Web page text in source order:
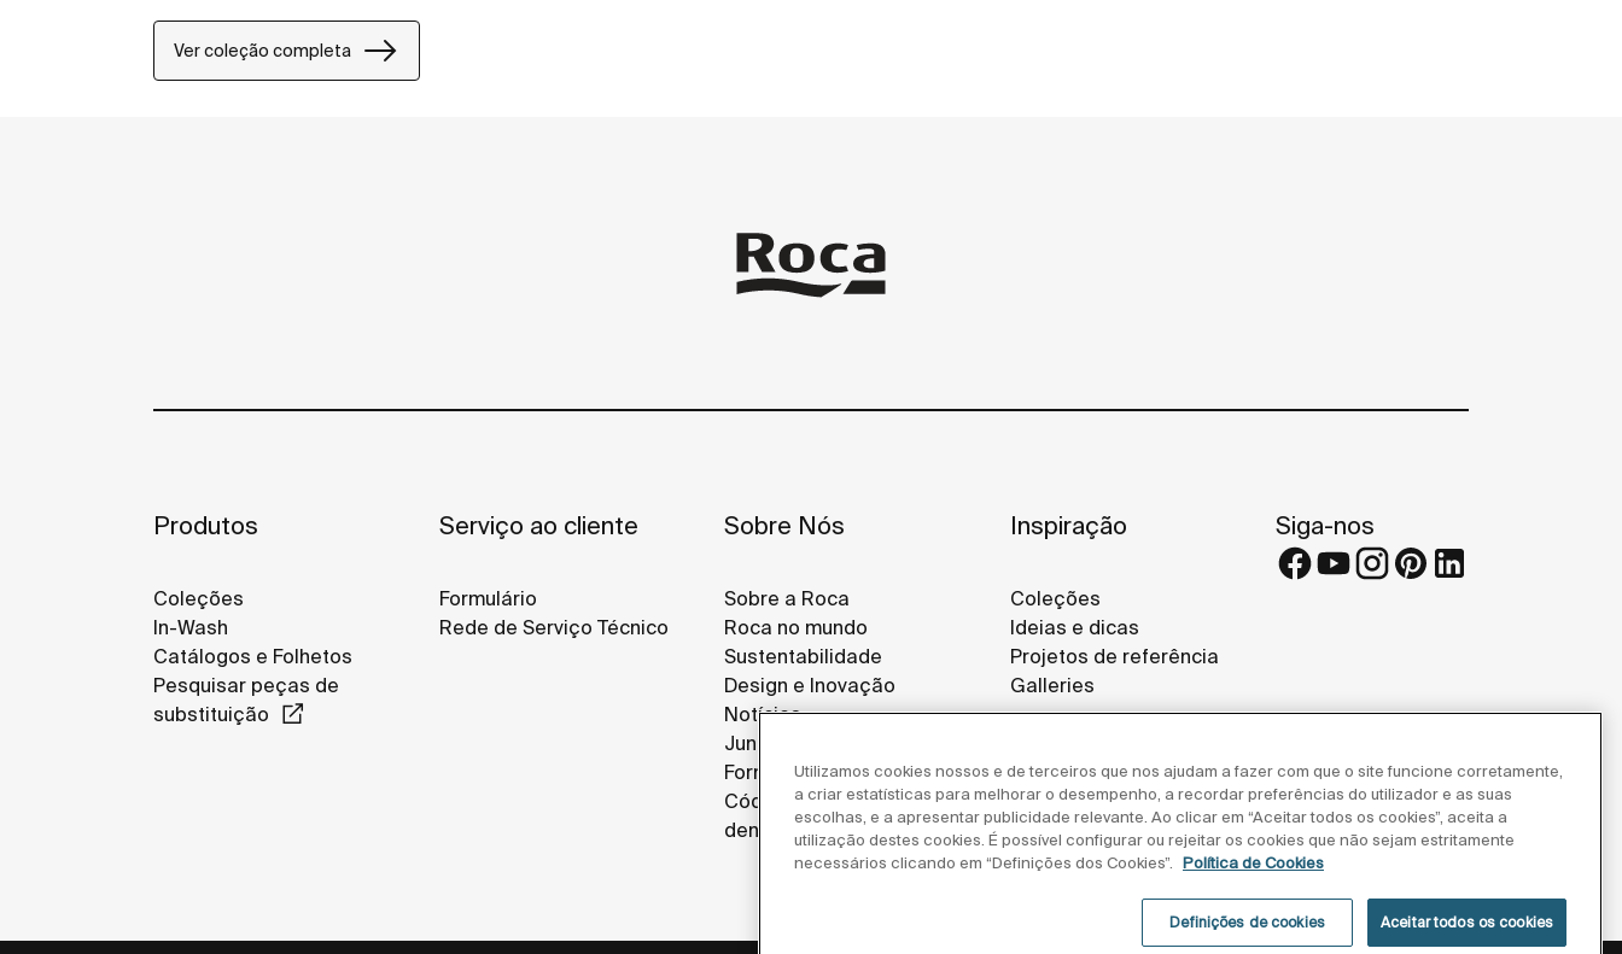
Ver coleção completa
Produtos
Coleções
In-Wash
Catálogos e Folhetos
Pesquisar peças de
substituição
Serviço ao cliente
Formulário
Rede de Serviço Técnico
Sobre Nós
Sobre a Roca
Roca no mundo
Sustentabilidade
Design e Inovação
Notícias
Junte-se a Nós
Fornecedores
Código de ética e canal de
denúncias
Inspiração
Coleções
Ideias e dicas
Projetos de referência
Galleries
Siga-nos
Utilizamos cookies nossos e de terceiros que nos ajudam a fazer com que o site funcione corretamente,
a criar estatísticas para melhorar o desempenho, a recordar preferências do utilizador e as suas
escolhas, e a apresentar publicidade relevante. Ao clicar em “Aceitar todos os cookies”, aceita a
utilização destes cookies. É possível configurar ou rejeitar os cookies que não sejam estritamente
necessários clicando em “Definições dos Cookies”.
Política de Cookies
Definições de cookies Aceitar todos os cookies